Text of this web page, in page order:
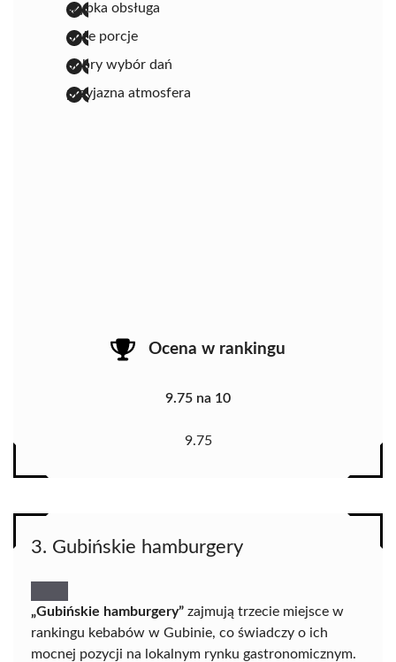
szybka obsługa
duże porcje
dobry wybór dań
przyjazna atmosfera
Ocena w rankingu
9.75 na 10
9.75
3. Gubińskie hamburgery
„Gubińskie hamburgery” zajmują trzecie miejsce w
rankingu kebabów w Gubinie, co świadczy o ich
mocnej pozycji na lokalnym rynku gastronomicznym.